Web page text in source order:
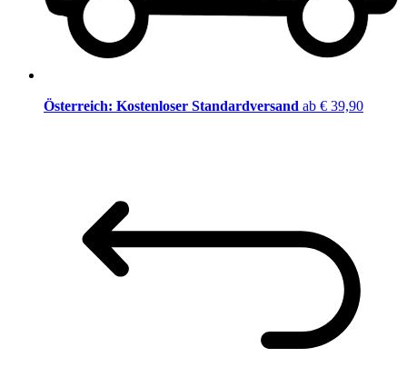
Österreich: Kostenloser Standardversand ab € 39,90